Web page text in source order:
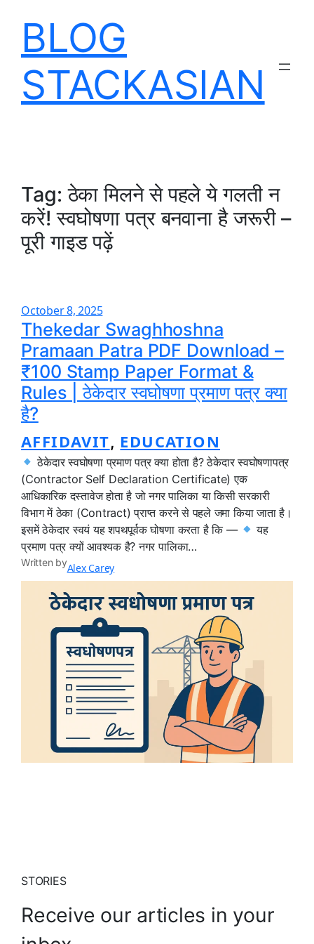
contentBLOG
STACKASIAN
Tag:ठेका मिलने से पहले ये गलती न
करें! स्वघोषणा पत्र बनवाना है जरूरी –
पूरी गाइड पढ़ें
October 8, 2025
Thekedar Swaghhoshna
Pramaan Patra PDF Download –
₹100 Stamp Paper Format &
Rules | ठेकेदार स्वघोषणा प्रमाण पत्र क्या
है?
AFFIDAVIT, EDUCATION
ठेकेदार स्वघोषणा प्रमाण पत्र क्या होता है? ठेकेदार स्वघोषणापत्र
(Contractor Self Declaration Certificate) एक
आधिकारिक दस्तावेज होता है जो नगर पालिका या किसी सरकारी
विभाग में ठेका (Contract) प्राप्त करने से पहले जमा किया जाता है।
इसमें ठेकेदार स्वयं यह शपथपूर्वक घोषणा करता है कि —
यह
प्रमाण पत्र क्यों आवश्यक है? नगर पालिका…
Written byAlex Carey
STORIES
Receive our articles in your